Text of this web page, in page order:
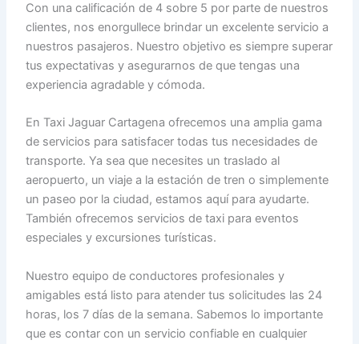
Con una calificación de 4 sobre 5 por parte de nuestros
clientes, nos enorgullece brindar un excelente servicio a
nuestros pasajeros. Nuestro objetivo es siempre superar
tus expectativas y asegurarnos de que tengas una
experiencia agradable y cómoda.
En Taxi Jaguar Cartagena ofrecemos una amplia gama
de servicios para satisfacer todas tus necesidades de
transporte. Ya sea que necesites un traslado al
aeropuerto, un viaje a la estación de tren o simplemente
un paseo por la ciudad, estamos aquí para ayudarte.
También ofrecemos servicios de taxi para eventos
especiales y excursiones turísticas.
Nuestro equipo de conductores profesionales y
amigables está listo para atender tus solicitudes las 24
horas, los 7 días de la semana. Sabemos lo importante
que es contar con un servicio confiable en cualquier